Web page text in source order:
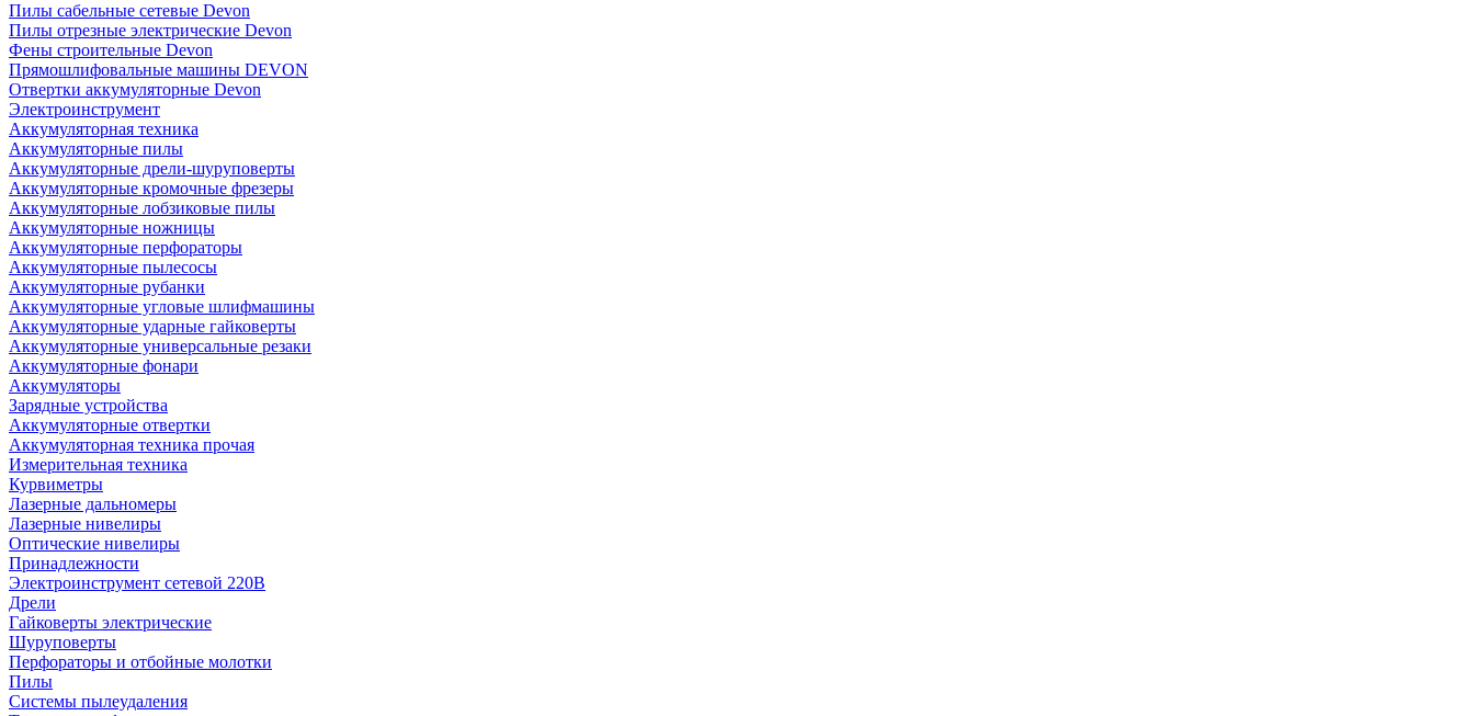
Пилы сабельные сетевые Devon
Пилы отрезные электрические Devon
Фены строительные Devon
Прямошлифовальные машины DEVON
Отвертки аккумуляторные Devon
Электроинструмент
Аккумуляторная техника
Аккумуляторные пилы
Аккумуляторные дрели-шуруповерты
Аккумуляторные кромочные фрезеры
Аккумуляторные лобзиковые пилы
Аккумуляторные ножницы
Аккумуляторные перфораторы
Аккумуляторные пылесосы
Аккумуляторные рубанки
Аккумуляторные угловые шлифмашины
Аккумуляторные ударные гайковерты
Аккумуляторные универсальные резаки
Аккумуляторные фонари
Аккумуляторы
Зарядные устройства
Аккумуляторные отвертки
Аккумуляторная техника прочая
Измерительная техника
Курвиметры
Лазерные дальномеры
Лазерные нивелиры
Оптические нивелиры
Принадлежности
Электроинструмент сетевой 220В
Дрели
Гайковерты электрические
Шуруповерты
Перфораторы и отбойные молотки
Пилы
Системы пылеудаления